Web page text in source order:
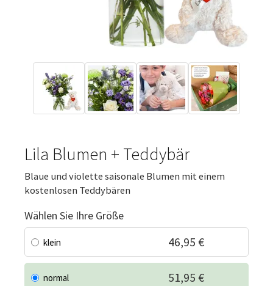
Lila Blumen + Teddybär
Blaue und violette saisonale Blumen mit einem
kostenlosen Teddybären
Wählen Sie Ihre Größe
klein 46,95 €
normal 51,95 €